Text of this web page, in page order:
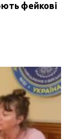
фейкові